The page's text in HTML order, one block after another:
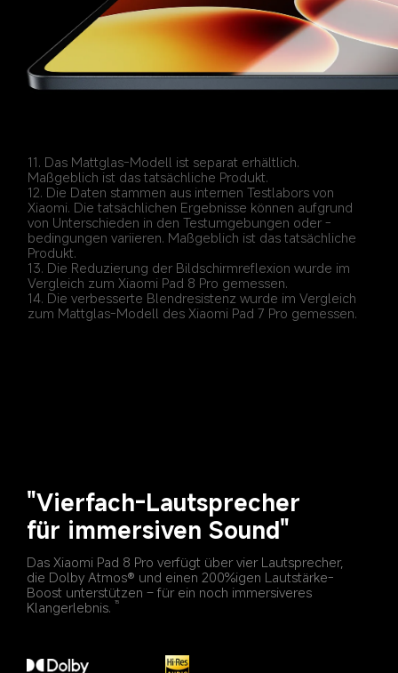
11. Das Mattglas-Modell ist separat erhältlich.
Maßgeblich ist das tatsächliche Produkt.
12. Die Daten stammen aus internen Testlabors von
Xiaomi. Die tatsächlichen Ergebnisse können aufgrund
von Unterschieden in den Testumgebungen oder -
bedingungen variieren. Maßgeblich ist das tatsächliche
13. Die Reduzierung der Bildschirmreflexion wurde im
Vergleich zum Xiaomi Pad 8 Pro gemessen.
14. Die verbesserte Blendresistenz wurde im Vergleich
zum Mattglas-Modell des Xiaomi Pad 7 Pro gemessen.
"Vierfach-Lautsprecher
Das Xiaomi Pad 8 Pro verfügt über vier Lautsprecher,
die Dolby Atmos® und einen 200%igen Lautstärke-
Boost unterstützen – für ein noch immersiveres
Klangerlebnis.
15